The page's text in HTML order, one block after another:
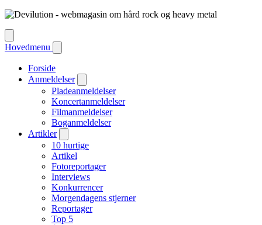
Hovedmenu
Forside
Anmeldelser
Pladeanmeldelser
Koncertanmeldelser
Filmanmeldelser
Boganmeldelser
Artikler
10 hurtige
Artikel
Fotoreportager
Interviews
Konkurrencer
Morgendagens stjerner
Reportager
Top 5